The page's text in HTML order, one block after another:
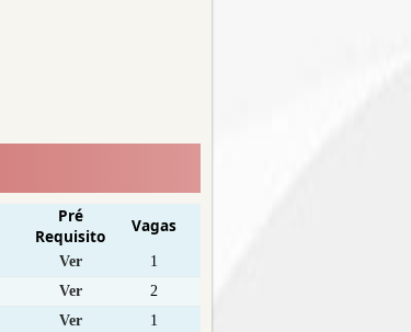
Pré
Requisito
Vagas
Ver
1
Ver
2
Ver
1